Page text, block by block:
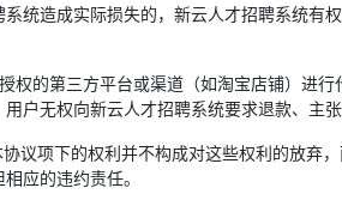
统造成实际损失的，新云人才招聘系统
权的第三方平台或渠道（如淘宝店铺）进
户无权向新云人才招聘系统要求退款、主张
议项下的权利并不构成对这些权利的放弃
应的违约责任。